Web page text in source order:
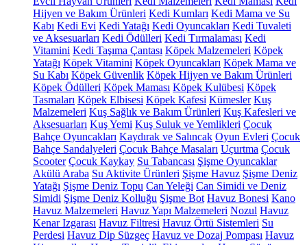
Hijyen ve Bakım Ürünleri Kedi Kumları Kedi Mama ve Su
Kabı Kedi Evi Kedi Yatağı Kedi Oyuncakları Kedi Tuvaleti
ve Aksesuarları Kedi Ödülleri Kedi Tırmalaması Kedi
Vitamini Kedi Taşıma Çantası Köpek Malzemeleri Köpek
Yatağı Köpek Vitamini Köpek Oyuncakları Köpek Mama ve
Su Kabı Köpek Güvenlik Köpek Hijyen ve Bakım Ürünleri
Köpek Ödülleri Köpek Maması Köpek Kulübesi Köpek
Tasmaları Köpek Elbisesi Köpek Kafesi Kümesler Kuş
Malzemeleri Kuş Sağlık ve Bakım Ürünleri Kuş Kafesleri ve
Aksesuarları Kuş Yemi Kuş Suluk ve Yemlikleri Çocuk
Bahçe Oyuncakları Kaydırak ve Salıncak Oyun Evleri Çocuk
Bahçe Sandalyeleri Çocuk Bahçe Masaları Uçurtma Çocuk
Scooter Çocuk Kaykay Su Tabancası Şişme Oyuncaklar
Akülü Araba Su Aktivite Ürünleri Şişme Havuz Şişme Deniz
Yatağı Şişme Deniz Topu Can Yeleği Can Simidi ve Deniz
Simidi Şişme Deniz Kolluğu Şişme Bot Havuz Bonesi Kano
Havuz Malzemeleri Havuz Yapı Malzemeleri Nozul Havuz
Kenar Izgarası Havuz Filtresi Havuz Örtü Sistemleri Su
Perdesi Havuz Dip Süzgeç Havuz ve Dozaj Pompası Havuz